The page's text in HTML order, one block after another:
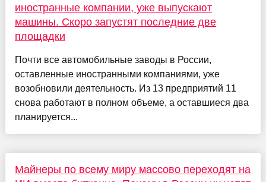
иностранные компании, уже выпускают
машины. Скоро запустят последние две
площадки
Почти все автомобильные заводы в России,
оставленные иностранными компаниями, уже
возобновили деятельность. Из 13 предприятий 11
снова работают в полном объеме, а оставшиеся два
планируется...
Майнеры по всему миру массово переходят на